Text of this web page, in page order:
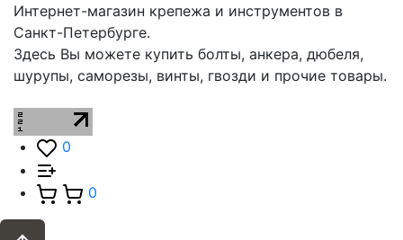
Интернет-магазин крепежа и инструментов в
Санкт-Петербурге.
Здесь Вы можете купить болты, анкера, дюбеля,
шурупы, саморезы, винты, гвозди и прочие товары.
0
0